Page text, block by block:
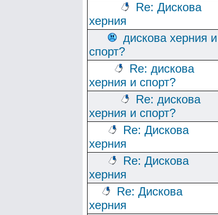
Re: Дискова
херния
дискова херния и
спорт?
Re: дискова
херния и спорт?
Re: дискова
херния и спорт?
Re: Дискова
херния
Re: Дискова
херния
Re: Дискова
херния